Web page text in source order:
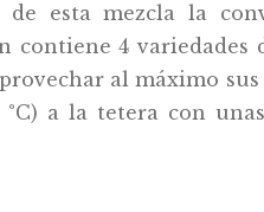
de esta mezcla la
contiene 4 variedades
al máximo
°C) a la tetera con